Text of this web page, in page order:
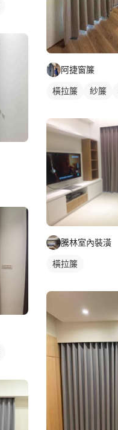
阿捷窗簾
橫拉簾 紗簾
騰林室內裝潢
橫拉簾